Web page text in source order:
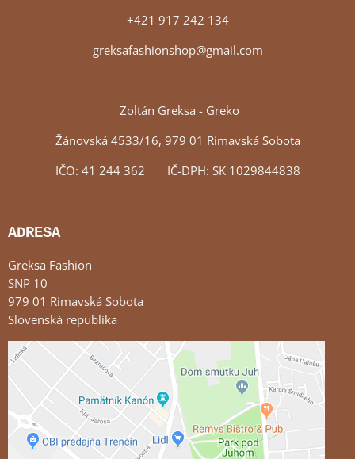
+421 917 242 134
greksafashionshop@gmail.com
Zoltán Greksa - Greko
Žánovská 4533/16, 979 01 Rimavská Sobota
IČO: 41 244 362 IČ-DPH: SK 1029844838
ADRESA
Greksa Fashion
SNP 10
979 01 Rimavská Sobota
Slovenská republika
Externý obsah je blokovaný Voľbami súkromia
Prajete si načítať externý obsah?